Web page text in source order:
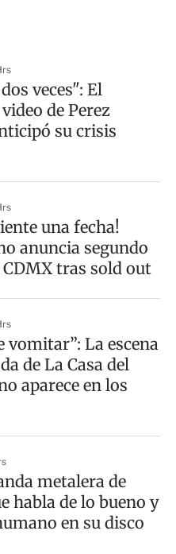
veces": El
de Perez
su crisis
una fecha!
anuncia segundo
tras sold out
vomitar”: La escena
de La Casa del
aparece en los
metalera de
habla de lo bueno y
en su disco